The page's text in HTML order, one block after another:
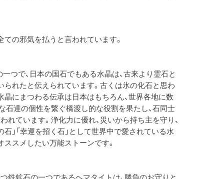
の邪気を払うと言われています。
つで、日本の国石でもある水晶は、古来より霊石と
られたと伝えられています。古くは氷の化石と思わ
晶にまつわる伝承は日本はもちろん、世界各地に数
石達の個性を繋ぐ橋渡し的な役割を果たし、石同士
ています。浄化力に優れ、災いから持ち主を守り、
」「幸運を招く石」として世界中で愛されている水
スメしたい万能ストーンです。